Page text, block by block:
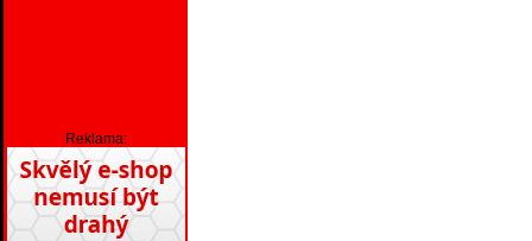
Reklama: